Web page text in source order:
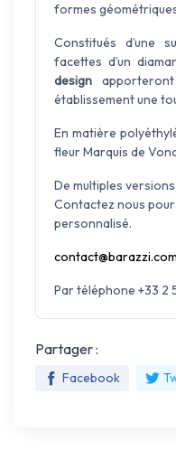
formes
Constitués d’une
facettes d’un
design
établissement une
En matière
fleur Marquis de
De multiples
Contactez nous
personnalisé.
contact@barazzi.com
Par téléphone +33 2
Partager :
Facebook